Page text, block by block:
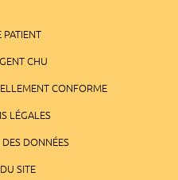
PATIENT
CHU
CONFORME
LÉGALES
DONNÉES
SITE